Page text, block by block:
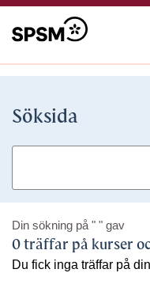
Söksida
Din sökning på " " gav
0 träffar på kurser
Du fick inga träffar på